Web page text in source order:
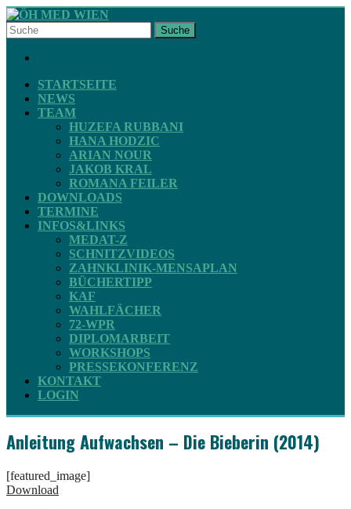
Skip
to
content
ÖH
MED
WIEN
ZAHNMEDIZIN
Suche
STARTSEITE
NEWS
TEAM
HUZEFA RUBBANI
HANA HODZIC
ARIAN NOUR
JAKOB KRAL
ROMANA FEILER
DOWNLOADS
TERMINE
INFOS&LINKS
MEDAT-Z
SCHNITZVIDEOS
ZAHNKLINIK-MENSAPLAN
BÜCHERTIPP
KAF
WAHLFÄCHER
72-WPR
DIPLOMARBEIT
WORKSHOPS
PRESSEKONFERENZ
KONTAKT
LOGIN
Anleitung Aufwachsen – Die Bieberin (2014)
[featured_image]
Download